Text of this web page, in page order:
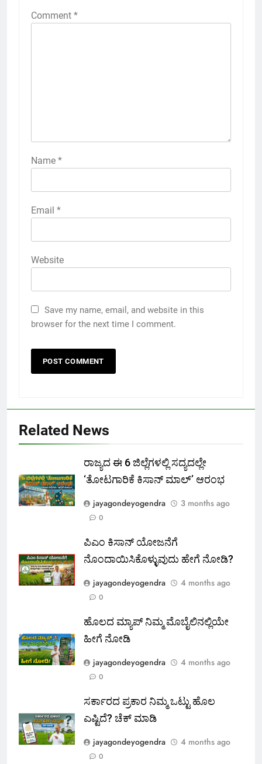
Comment *
Name *
Email *
Website
Save my name, email, and website in this
browser for the next time I comment.
Related News
ರಾಜ್ಯದ ಈ 6 ಜಿಲ್ಲೆಗಳಲ್ಲಿ ಸದ್ಯದಲ್ಲೇ
‘ತೋಟಗಾರಿಕೆ ಕಿಸಾನ್ ಮಾಲ್‌’ ಆರಂಭ
jayagondeyogendra
3 months ago
0
ಪಿಎಂ ಕಿಸಾನ್ ಯೋಜನೆಗೆ
ನೊಂದಾಯಿಸಿಕೊಳ್ಳುವುದು ಹೇಗೆ ನೋಡಿ?
jayagondeyogendra
4 months ago
0
ಹೊಲದ ಮ್ಯಾಪ್ ನಿಮ್ಮ ಮೊಬೈಲಿನಲ್ಲಿಯೇ
ಹೀಗೆ ನೋಡಿ
jayagondeyogendra
4 months ago
0
ಸರ್ಕಾರದ ಪ್ರಕಾರ ನಿಮ್ಮ ಒಟ್ಟು ಹೊಲ
ಎಷ್ಟಿದೆ? ಚೆಕ್ ಮಾಡಿ
jayagondeyogendra
4 months ago
0